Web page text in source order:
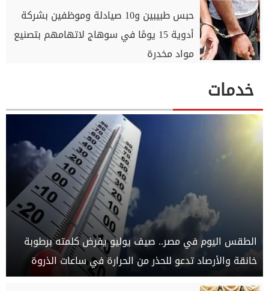
حبس طبيبين و10 صيادلة وموظفين بشركة
أدوية 15 يومًا في سوهاج لاتهامهم بتصنيع
مواد مخدرة
خدمات
الطقس اليوم في مصر.. صيف يوليو يفرض كلمته برطوبة
خانقة والأرصاد تدعو للحذر من الحرارة في ساعات الذروة